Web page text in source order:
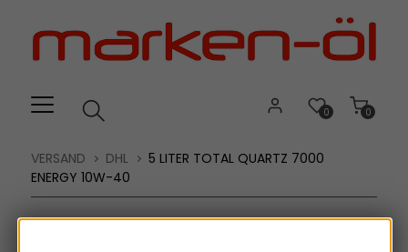
Verwenden
Barrierefreiheitsmenü
ALT
0
0
VERSAND DHL
5 LITER TOTAL QUARTZ 7000
ENERGY 10W-40